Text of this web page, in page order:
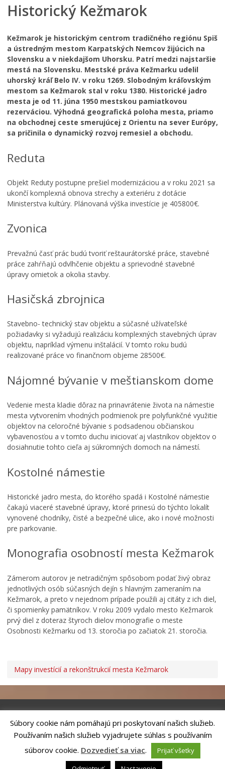
Historický Kežmarok
Kežmarok je historickým centrom tradičného regiónu Spiš
a ústredným mestom Karpatských Nemcov žijúcich na
Slovensku a v niekdajšom Uhorsku. Patrí medzi najstaršie
mestá na Slovensku. Mestské práva Kežmarku udelil
uhorský kráľ Belo IV. v roku 1269. Slobodným kráľovským
mestom sa Kežmarok stal v roku 1380. Historické jadro
mesta je od 11. júna 1950 mestskou pamiatkovou
rezerváciou. Výhodná geografická poloha mesta, priamo
na obchodnej ceste smerujúcej z Orientu na sever Európy,
sa pričinila o dynamický rozvoj remesiel a obchodu.
Reduta
Objekt Reduty postupne prešiel modernizáciou a v roku 2021 sa
ukončí komplexná obnova strechy a exteriéru z dotácie
Ministerstva kultúry. Plánovaná výška investície je 405800€.
Zvonica
Prevažnú časť prác budú tvoriť reštaurátorské práce, stavebné
práce zahŕňajú odvlhčenie objektu a sprievodné stavebné
úpravy omietok a okolia stavby.
Hasičská zbrojnica
Stavebno- technický stav objektu a súčasné užívateľské
požiadavky si vyžadujú realizáciu komplexných stavebných úprav
objektu, napríklad výmenu inštalácií. V tomto roku budú
realizované práce vo finančnom objeme 28500€.
Nájomné bývanie v meštianskom dome
Vedenie mesta kladie dôraz na prinavrátenie života na námestie
mesta vytvorením vhodných podmienok pre polyfunkčné využitie
objektov na celoročné bývanie s podsadenou občianskou
vybavenosťou a v tomto duchu iniciovať aj vlastníkov objektov o
dosiahnutie tohto cieľa aj súkromných domoch na námestí.
Kostolné námestie
Historické jadro mesta, do ktorého spadá i Kostolné námestie
čakajú viaceré stavebné úpravy, ktoré prinesú do týchto lokalít
vynovené chodníky, čisté a bezpečné ulice, ako i nové možnosti
pre parkovanie.
Monografia osobností mesta Kežmarok
Zámerom autorov je netradičným spôsobom podať živý obraz
jednotlivých osób súčasných dejín s hlavným zameraním na
Kežmarok, a preto v nejednom prípade použili aj citáty z ich diel,
či spomienky pamätníkov. V roku 2009 vydalo mesto Kežmarok
prvý diel z doteraz štyroch dielov monografie o meste
Osobnosti Kežmarku od 13. storočia po začiatok 21. storočia.
Mapy investícií a rekonštrukcií mesta Kežmarok
Riešenie ANTIK SMART CITY
| Technický prevádzkovateľ – MVI
Technology, s.r.o.
Správca webového sídla: Mesto Kežmarok, Hlavné námestie, 060 01
Kežmarok, tel.: +421524660111
podatelna@kezmarok.sk,|Vyhlásenie o prístupnosti
Súbory cookie nám pomáhajú pri poskytovaní našich služieb.
Používaním našich služieb vyjadrujete súhlas s používaním
súborov cookie. Dozvedieť sa viac.
Prijať všetky